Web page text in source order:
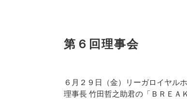
第６回理事会
６月２９日（金）リーガロイヤル
理事長 竹田哲之助君の「ＢＲＥＡ